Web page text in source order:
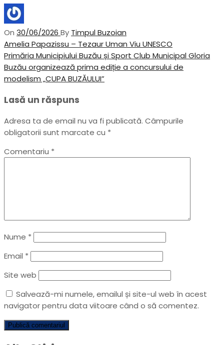
On 30/06/2026 By Timpul Buzoian
Navigare
în
articole
Previous
Post
Amelia Papazissu – Tezaur Uman Viu UNESCO
Next
Post
Primăria Municipiului Buzău și Sport Club Municipal Gloria
Buzău organizează prima ediție a concursului de
modelism „CUPA BUZĂULUI”
Lasă un răspuns
Adresa ta de email nu va fi publicată. Câmpurile
obligatorii sunt marcate cu *
Comentariu *
Nume *
Email *
Site web
Salvează-mi numele, emailul și site-ul web în acest
navigator pentru data viitoare când o să comentez.